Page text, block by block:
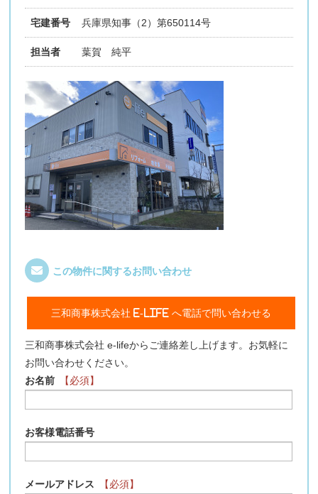
宅建番号 兵庫県知事（2）第650114号
担当者 葉賀 純平
この物件に関するお問い合わせ
三和商事株式会社 e-life へ電話で問い合わせる
三和商事株式会社 e-lifeからご連絡差し上げます。お気軽に
お問い合わせください。
お名前
【必須】
お客様電話番号
メールアドレス 【必須】